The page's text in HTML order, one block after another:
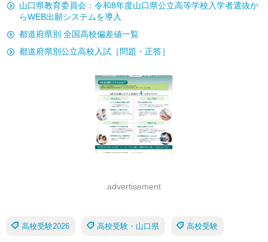
山口県教育委員会：令和8年度山口県公立高等学校入学者選抜か
らWEB出願システムを導入
都道府県別 全国高校偏差値一覧
都道府県別公立高校入試［問題・正答］
advertisement
高校受験2026 高校受験・山口県 高校受験